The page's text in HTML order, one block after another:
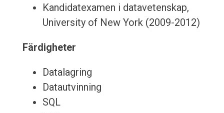
Kandidatexamen i datavetenskap,
University of New York (2009-2012)
Färdigheter
Datalagring
Datautvinning
SQL